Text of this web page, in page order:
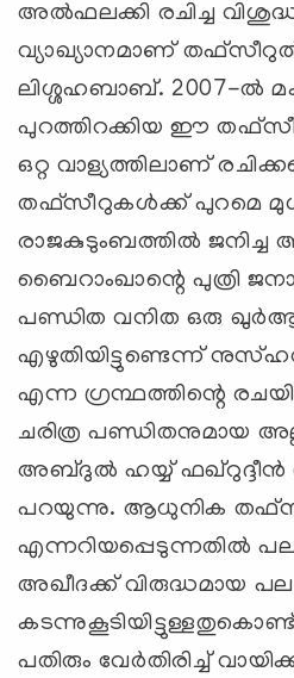
അല്‍ഫലക്കി രചിച്ച
വ്യാഖ്യാനമാണ്‌
ലിശ്ശഹബാബ്‌. 2007-ല്‍
പുറത്തിറക്കിയ ഈ
ഒറ്റ വാള്യത്തിലാണ്‌
തഫ്‌സീറുകള്‍ക്ക്‌ പുറമെ
രാജകുടുംബത്തില്‍ ജനിച്ച
ബൈറാംഖാന്റെ പുത്രി
പണ്ഡിത വനിത ഒരു
എഴുതിയിട്ടുണ്ടെന്ന്‌
എന്ന ഗ്രന്ഥത്തിന്റെ
ചരിത്ര പണ്ഡിതനുമായ
അബ്ദുല്‍ ഹയ്യ്‌
പറയുന്നു. ആധുനിക
എന്നറിയപ്പെടുന്നതില്‍
അഖീദക്ക്‌ വിരുദ്ധമായ
പതിരും വേര്‍തിരിച്ച്‌